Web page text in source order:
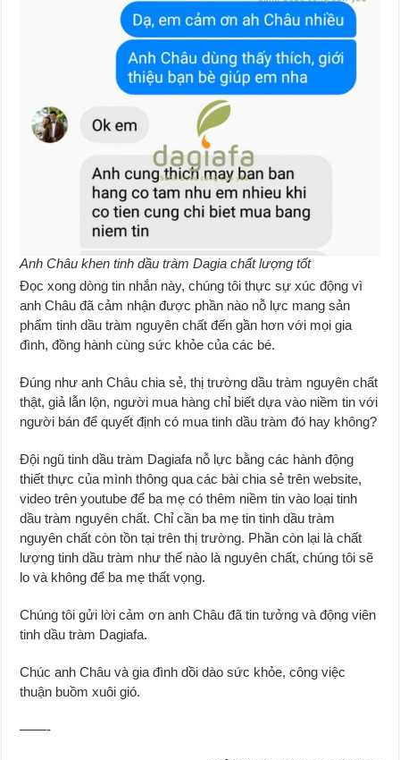
Anh Châu khen tinh dầu tràm Dagia chất lượng tốt
Đọc xong dòng tin nhắn này, chúng tôi thực sự xúc động vì
anh Châu đã cảm nhận được phần nào nỗ lực mang sản
phẩm tinh dầu tràm nguyên chất đến gần hơn với mọi gia
đình, đồng hành cùng sức khỏe của các bé.
Đúng như anh Châu chia sẻ, thị trường dầu tràm nguyên chất
thật, giả lẫn lộn, người mua hàng chỉ biết dựa vào niềm tin với
người bán để quyết định có mua tinh dầu tràm đó hay không?
Đội ngũ tinh dầu tràm Dagiafa nỗ lực bằng các hành động
thiết thực của mình thông qua các bài chia sẻ trên website,
video trên youtube để ba mẹ có thêm niềm tin vào loại tinh
dầu tràm nguyên chất. Chỉ cần ba mẹ tin tinh dầu tràm
nguyên chất còn tồn tại trên thị trường. Phần còn lại là chất
lượng tinh dầu tràm như thế nào là nguyên chất, chúng tôi sẽ
lo và không để ba mẹ thất vọng.
Chúng tôi gửi lời cảm ơn anh Châu đã tin tưởng và động viên
tinh dầu tràm Dagiafa.
Chúc anh Châu và gia đình dồi dào sức khỏe, công việc
thuận buồm xuôi gió.
——-